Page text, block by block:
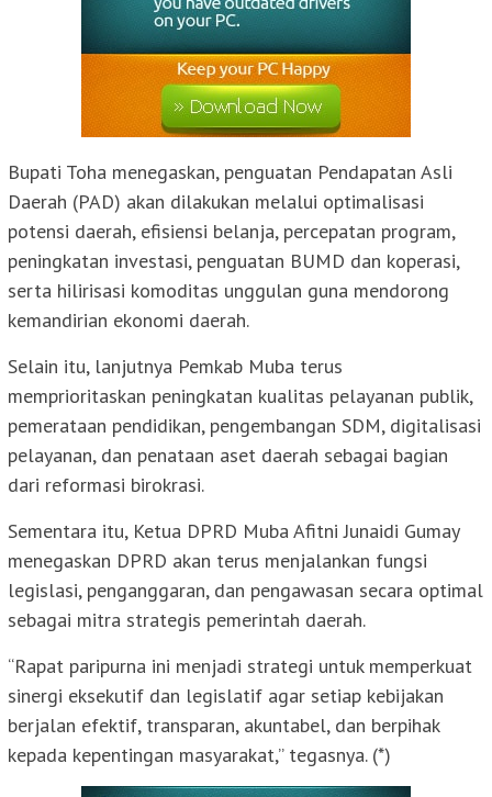
Bupati Toha menegaskan, penguatan Pendapatan Asli
Daerah (PAD) akan dilakukan melalui optimalisasi
potensi daerah, efisiensi belanja, percepatan program,
peningkatan investasi, penguatan BUMD dan koperasi,
serta hilirisasi komoditas unggulan guna mendorong
kemandirian ekonomi daerah.
Selain itu, lanjutnya Pemkab Muba terus
memprioritaskan peningkatan kualitas pelayanan publik,
pemerataan pendidikan, pengembangan SDM, digitalisasi
pelayanan, dan penataan aset daerah sebagai bagian
dari reformasi birokrasi.
Sementara itu, Ketua DPRD Muba Afitni Junaidi Gumay
menegaskan DPRD akan terus menjalankan fungsi
legislasi, penganggaran, dan pengawasan secara optimal
sebagai mitra strategis pemerintah daerah.
“Rapat paripurna ini menjadi strategi untuk memperkuat
sinergi eksekutif dan legislatif agar setiap kebijakan
berjalan efektif, transparan, akuntabel, dan berpihak
kepada kepentingan masyarakat,” tegasnya. (*)